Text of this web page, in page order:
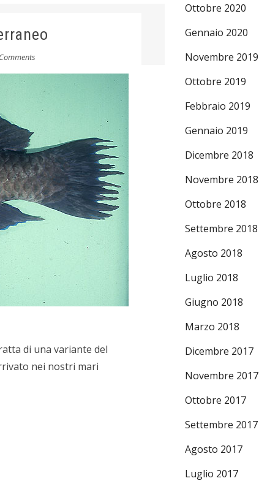
di una variante del
nei nostri mari
Ottobre 2020
Gennaio 2020
Novembre 2019
Ottobre 2019
Febbraio 2019
Gennaio 2019
Dicembre 2018
Novembre 2018
Ottobre 2018
Settembre 2018
Agosto 2018
Luglio 2018
Giugno 2018
Marzo 2018
Dicembre 2017
Novembre 2017
Ottobre 2017
Settembre 2017
Agosto 2017
Luglio 2017